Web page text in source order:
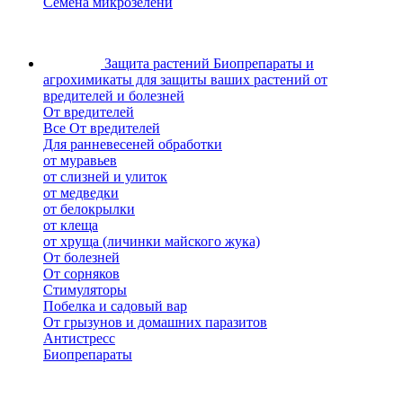
Защита растений Биопрепараты и
агрохимикаты для защиты ваших растений от
вредителей и болезней
От вредителей
Все От вредителей
Для ранневесеней обработки
от муравьев
от слизней и улиток
от медведки
от белокрылки
от клеща
от хруща (личинки майского жука)
От болезней
От сорняков
Стимуляторы
Побелка и садовый вар
От грызунов и домашних паразитов
Антистресс
Биопрепараты